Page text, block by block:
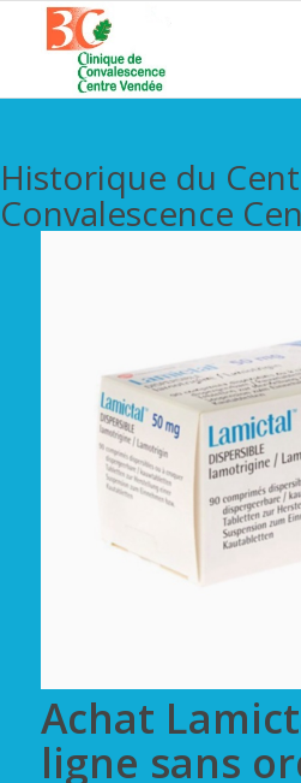
Historique du
Convalescence
Achat
ligne sans